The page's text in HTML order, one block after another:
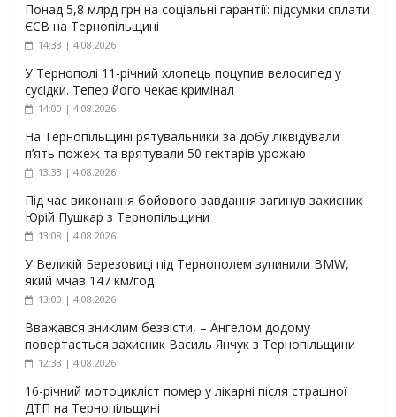
Понад 5,8 млрд грн на соціальні гарантії: підсумки сплати
ЄСВ на Тернопільщині
14:33 | 4.08.2026
У Тернополі 11-річний хлопець поцупив велосипед у
сусідки. Тепер його чекає кримінал
14:00 | 4.08.2026
На Тернопільщині рятувальники за добу ліквідували
п’ять пожеж та врятували 50 гектарів урожаю
13:33 | 4.08.2026
Під час виконання бойового завдання загинув захисник
Юрій Пушкар з Тернопільщини
13:08 | 4.08.2026
У Великій Березовиці під Тернополем зупинили BMW,
який мчав 147 км/год
13:00 | 4.08.2026
Вважався зниклим безвісти, – Ангелом додому
повертається захисник Василь Янчук з Тернопільщини
12:33 | 4.08.2026
16-річний мотоцикліст помер у лікарні після страшної
ДТП на Тернопільщині